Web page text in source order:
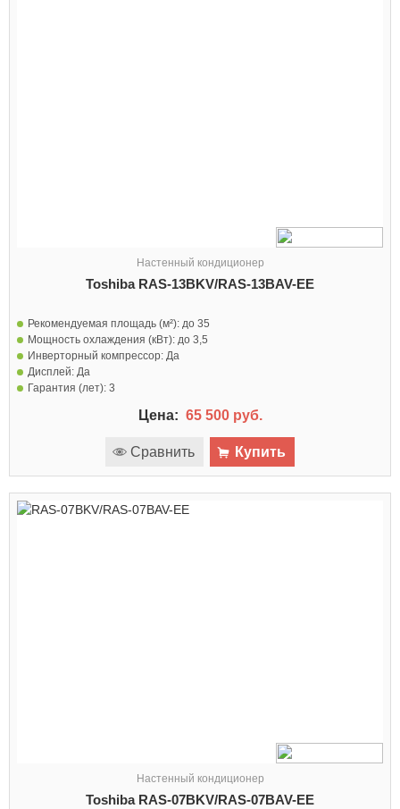
Настенный кондиционер
Toshiba RAS-13BKV/RAS-13BAV-EE
Рекомендуемая площадь (м²): до 35
Мощность охлаждения (кВт): до 3,5
Инверторный компрессор: Да
Дисплей: Да
Гарантия (лет): 3
Цена: 65 500 руб.
Сравнить Купить
Настенный кондиционер
Toshiba RAS-07BKV/RAS-07BAV-EE